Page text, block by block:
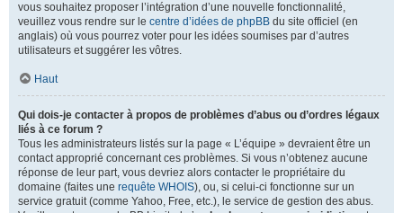
vous souhaitez proposer l’intégration d’une nouvelle fonctionnalité,
veuillez vous rendre sur le centre d’idées de phpBB du site officiel (en
anglais) où vous pourrez voter pour les idées soumises par d’autres
utilisateurs et suggérer les vôtres.
Haut
Qui dois-je contacter à propos de problèmes d’abus ou d’ordres légaux
liés à ce forum ?
Tous les administrateurs listés sur la page « L’équipe » devraient être un
contact approprié concernant ces problèmes. Si vous n’obtenez aucune
réponse de leur part, vous devriez alors contacter le propriétaire du
domaine (faites une requête WHOIS), ou, si celui-ci fonctionne sur un
service gratuit (comme Yahoo, Free, etc.), le service de gestion des abus.